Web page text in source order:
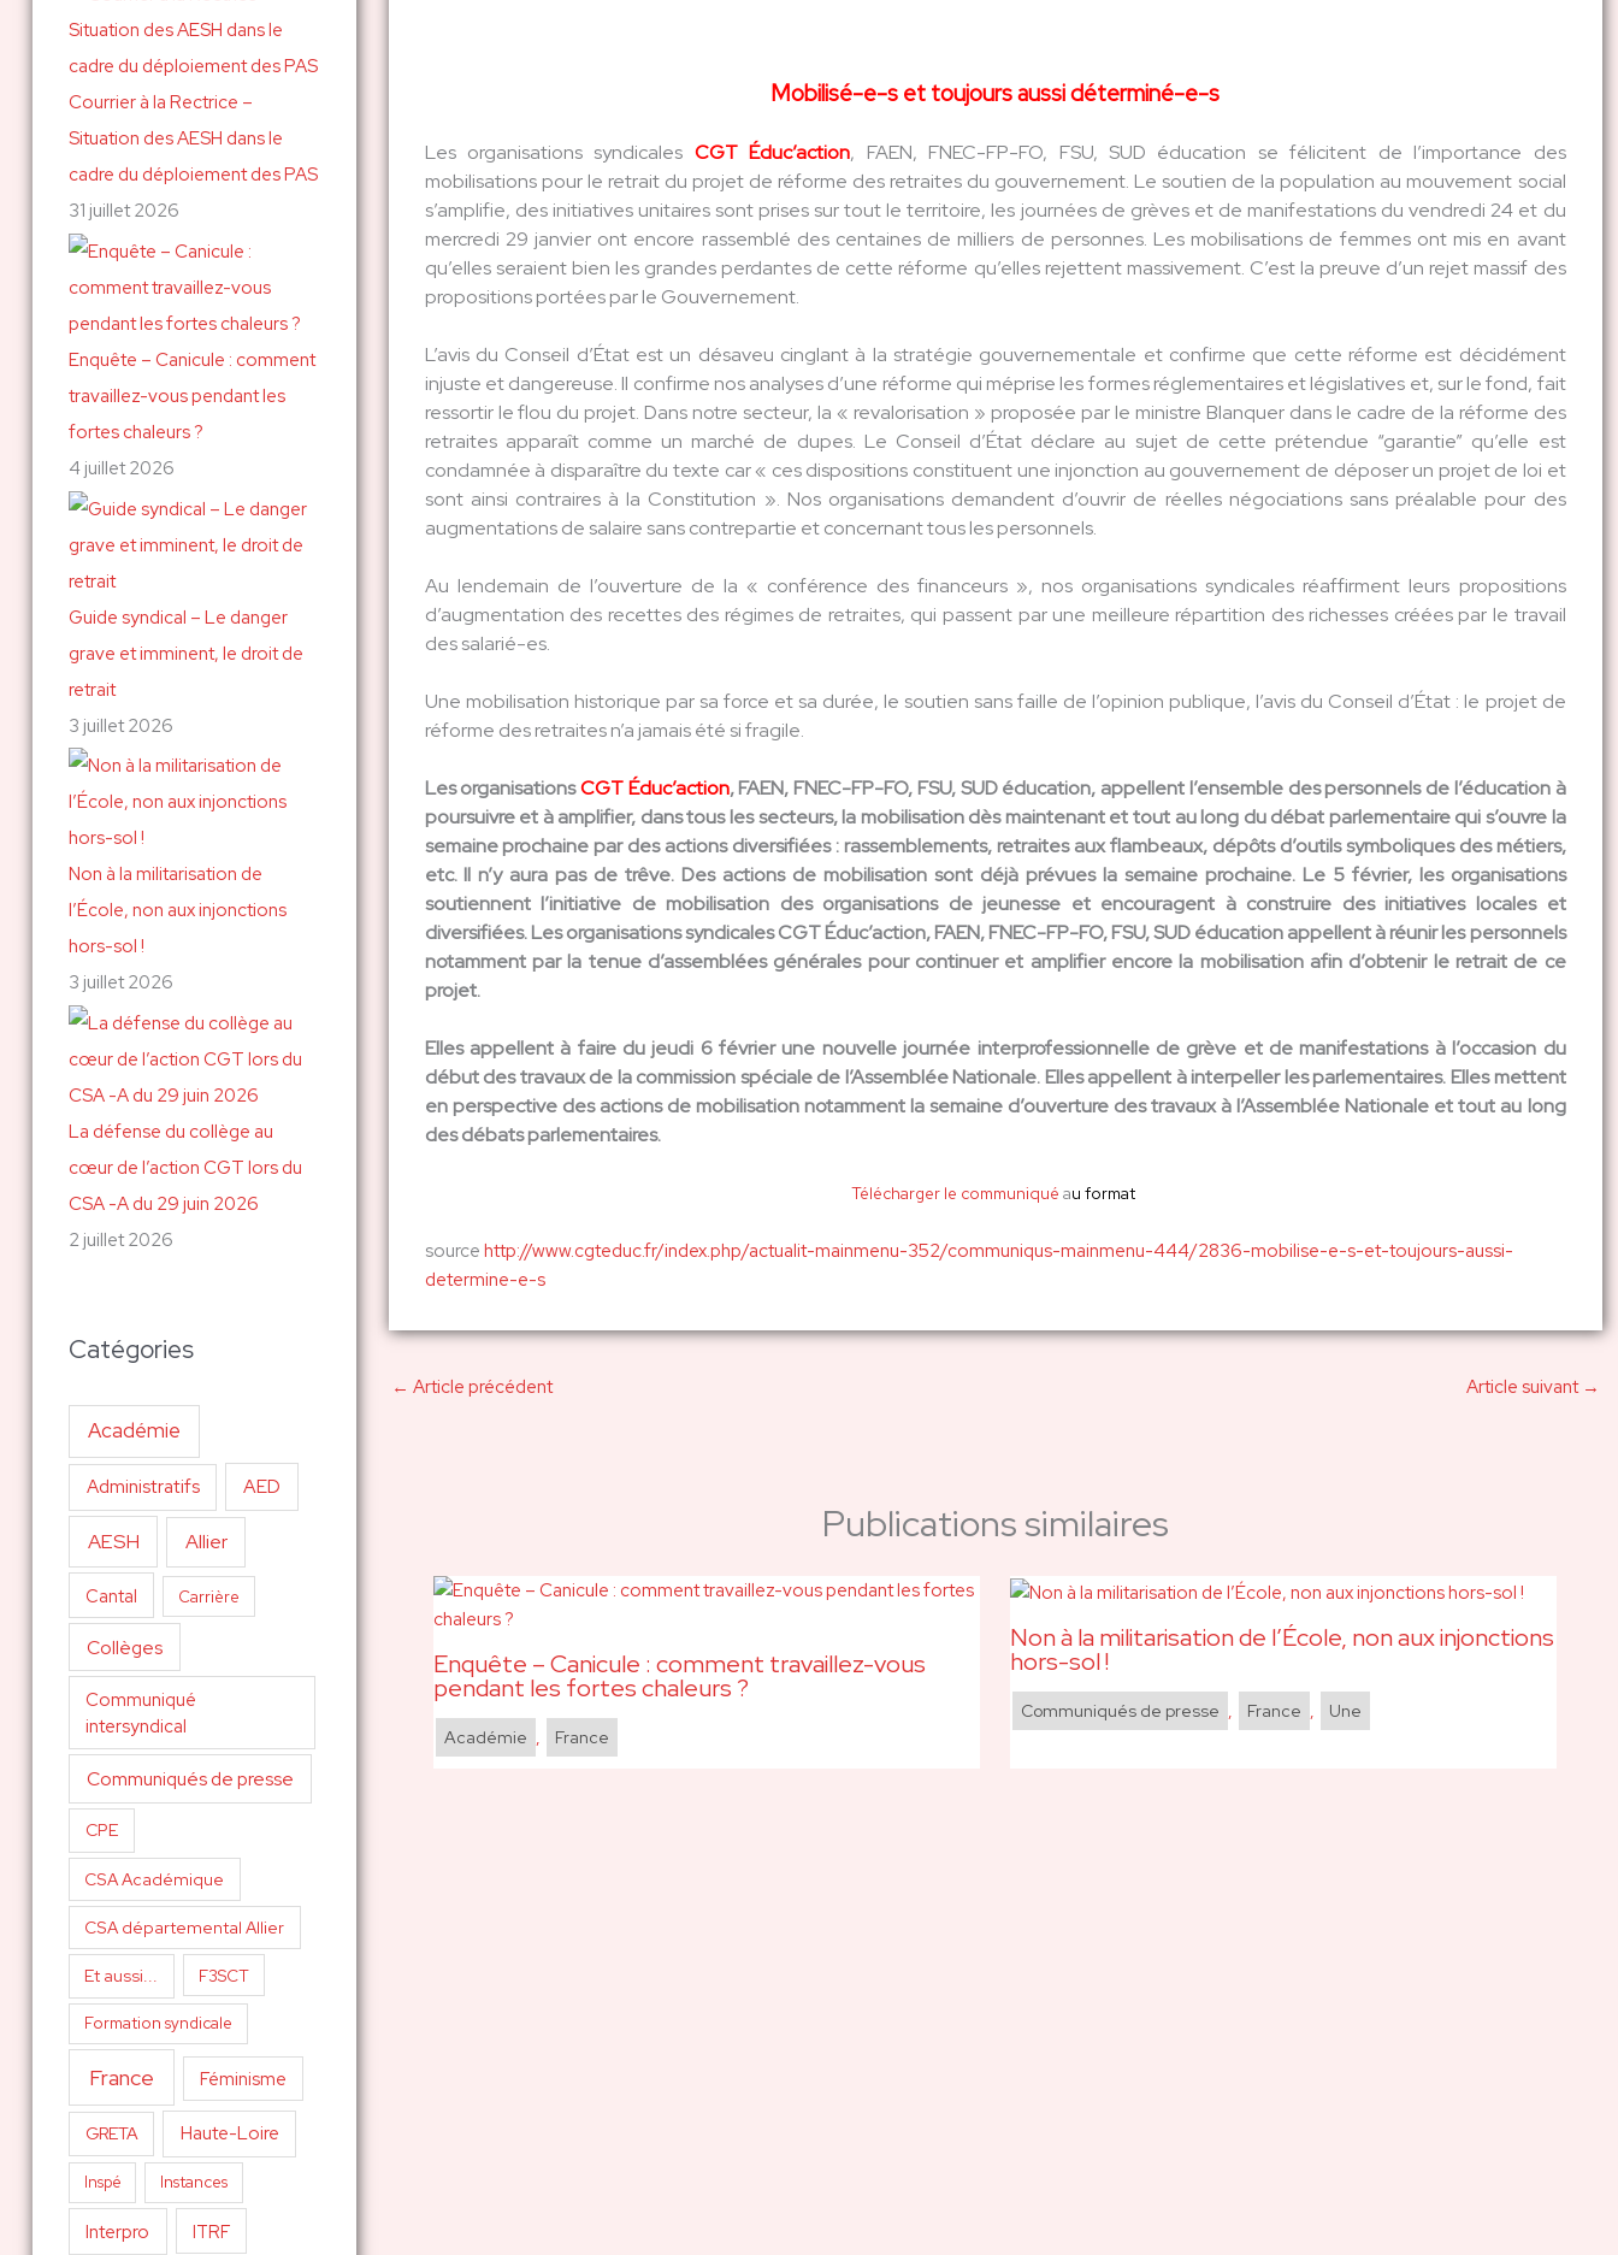
c
h
e
r
:
Courrier à la Rectrice –
Situation des AESH dans le
cadre du déploiement des PAS
31 juillet 2026
Enquête – Canicule : comment
travaillez-vous pendant les
fortes chaleurs ?
4 juillet 2026
Guide syndical – Le danger
grave et imminent, le droit de
retrait
3 juillet 2026
Non à la militarisation de
l’École, non aux injonctions
hors-sol !
3 juillet 2026
La défense du collège au
cœur de l’action CGT lors du
CSA -A du 29 juin 2026
2 juillet 2026
Catégories
Académie
Administratifs AED
AESH Allier
Cantal Carrière
Collèges
Communiqué
intersyndical
Communiqués de presse
CPE
CSA Académique
CSA départemental Allier
Et aussi... F3SCT
Formation syndicale
France Féminisme
GRETA Haute-Loire
Inspé Instances
Interpro ITRF
Mobilisé-e-s et toujours aussi déterminé-e-s
Les organisations syndicales CGT Éduc’action, FAEN, FNEC-FP-FO, FSU, SUD éducation se félicitent de l’importance des
mobilisations pour le retrait du projet de réforme des retraites du gouvernement. Le soutien de la population au mouvement social
s’amplifie, des initiatives unitaires sont prises sur tout le territoire, les journées de grèves et de manifestations du vendredi 24 et du
mercredi 29 janvier ont encore rassemblé des centaines de milliers de personnes. Les mobilisations de femmes ont mis en avant
qu’elles seraient bien les grandes perdantes de cette réforme qu’elles rejettent massivement. C’est la preuve d’un rejet massif des
propositions portées par le Gouvernement.
L’avis du Conseil d’État est un désaveu cinglant à la stratégie gouvernementale et confirme que cette réforme est décidément
injuste et dangereuse. Il confirme nos analyses d’une réforme qui méprise les formes réglementaires et législatives et, sur le fond, fait
ressortir le flou du projet. Dans notre secteur, la « revalorisation » proposée par le ministre Blanquer dans le cadre de la réforme des
retraites apparaît comme un marché de dupes. Le Conseil d’État déclare au sujet de cette prétendue “garantie” qu’elle est
condamnée à disparaître du texte car « ces dispositions constituent une injonction au gouvernement de déposer un projet de loi et
sont ainsi contraires à la Constitution ». Nos organisations demandent d’ouvrir de réelles négociations sans préalable pour des
augmentations de salaire sans contrepartie et concernant tous les personnels.
Au lendemain de l’ouverture de la « conférence des financeurs », nos organisations syndicales réaffirment leurs propositions
d’augmentation des recettes des régimes de retraites, qui passent par une meilleure répartition des richesses créées par le travail
des salarié-es.
Une mobilisation historique par sa force et sa durée, le soutien sans faille de l’opinion publique, l’avis du Conseil d’État : le projet de
réforme des retraites n’a jamais été si fragile.
Les organisationsCGT Éduc’action, FAEN, FNEC-FP-FO, FSU, SUD éducation, appellent l’ensemble des personnels de l’éducation à
poursuivre et à amplifier, dans tous les secteurs, la mobilisation dès maintenant et tout au long du débat parlementaire qui s’ouvre la
semaine prochaine par des actions diversifiées : rassemblements, retraites aux flambeaux, dépôts d’outils symboliques des métiers,
etc. Il n’y aura pas de trêve. Des actions de mobilisation sont déjà prévues la semaine prochaine. Le 5 février, les organisations
soutiennent l’initiative de mobilisation des organisations de jeunesse et encouragent à construire des initiatives locales et
diversifiées. Les organisations syndicales CGT Éduc’action, FAEN, FNEC-FP-FO, FSU, SUD éducation appellent à réunir les personnels
notamment par la tenue d’assemblées générales pour continuer et amplifier encore la mobilisation afin d’obtenir le retrait de ce
projet.
Elles appellent à faire du jeudi 6 février une nouvelle journée interprofessionnelle de grève et de manifestations à l’occasion du
début des travaux de la commission spéciale de l’Assemblée Nationale. Elles appellent à interpeller les parlementaires. Elles mettent
en perspective des actions de mobilisation notamment la semaine d’ouverture des travaux à l’Assemblée Nationale et tout au long
des débats parlementaires.
Télécharger le communiqué au format
source http://www.cgteduc.fr/index.php/actualit-mainmenu-352/communiqus-mainmenu-444/2836-mobilise-e-s-et-toujours-aussi-
determine-e-s
← Article précédent Article suivant →
Publications similaires
Enquête – Canicule : comment travaillez-vous
pendant les fortes chaleurs ?
Académie , France
Non à la militarisation de l’École, non aux injonctions
hors-sol !
Communiqués de presse , France , Une